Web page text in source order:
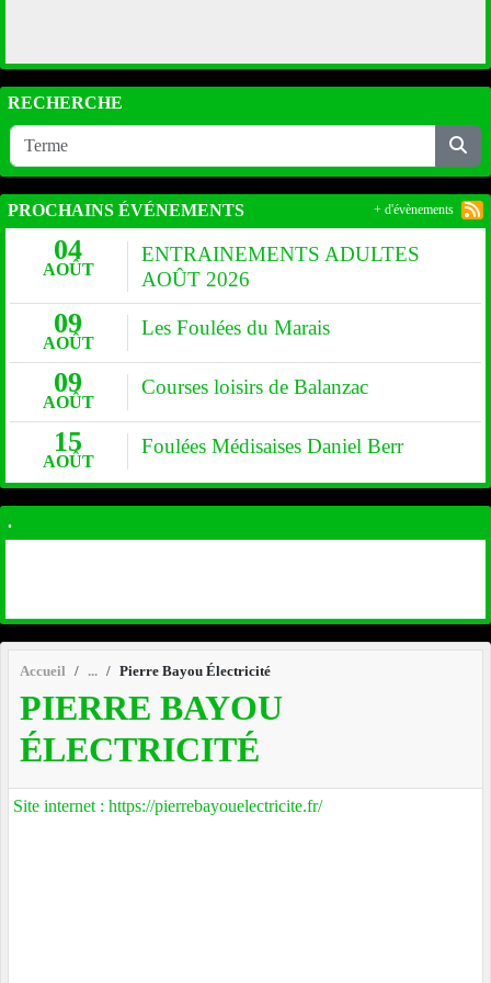
Accueil Pierre Bayou Électricité
PIERRE BAYOU
ÉLECTRICITÉ
Site internet : https://pierrebayouelectricite.fr/
RECHERCHE
PROCHAINS ÉVÉNEMENTS
04
AOÛT
ENTRAINEMENTS ADULTES
AOÛT 2026
09
AOÛT
Les Foulées du Marais
09
AOÛT
Courses loisirs de Balanzac
15
AOÛT
Foulées Médisaises Daniel Berr
+ d'évènements
.